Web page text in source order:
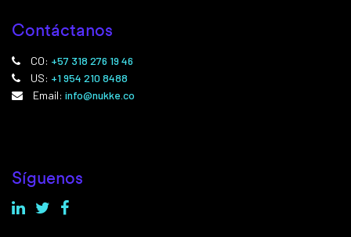
Contáctanos
CO: +57 318 276 19 46
US: +1 954 210 8488
Email: info@nukke.co
Síguenos